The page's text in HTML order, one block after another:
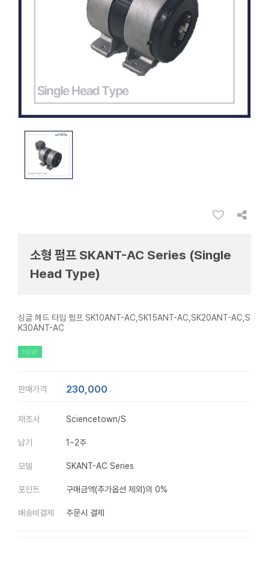
소형 펌프 SKANT-AC Series (Single
Head Type)
싱글 헤드 타입 펌프 SK10ANT-AC,SK15ANT-AC,SK20ANT-AC,S
K30ANT-AC
NEW
판매가격 230,000
제조사 Sciencetown/S
납기 1~2주
모델 SKANT-AC Series
포인트 구매금액(추가옵션 제외)의 0%
배송비결제 주문시 결제